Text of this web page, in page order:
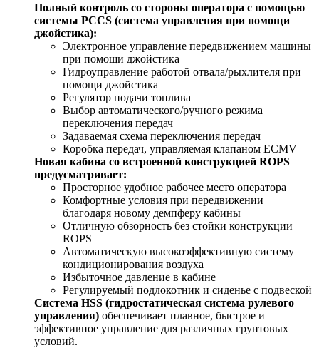
Полный контроль со стороны оператора с помощью
системы PCCS (система управления при помощи
джойстика):
Электронное управление передвижением машины
при помощи джойстика
Гидроуправление работой отвала/рыхлителя при
помощи джойстика
Регулятор подачи топлива
Выбор автоматического/ручного режима
переключения передач
Задаваемая схема переключения передач
Коробка передач, управляемая клапаном ECMV
Новая кабина со встроенной конструкцией ROPS
предусматривает:
Просторное удобное рабочее место оператора
Комфортные условия при передвижении
благодаря новому демпферу кабины
Отличную обзорность без стойки конструкции
ROPS
Автоматическую высокоэффективную систему
кондиционирования воздуха
Избыточное давление в кабине
Регулируемый подлокотник и сиденье с подвеской
Система HSS (гидростатическая система рулевого
управления) обеспечивает плавное, быстрое и
эффективное управление для различных грунтовых
условий.